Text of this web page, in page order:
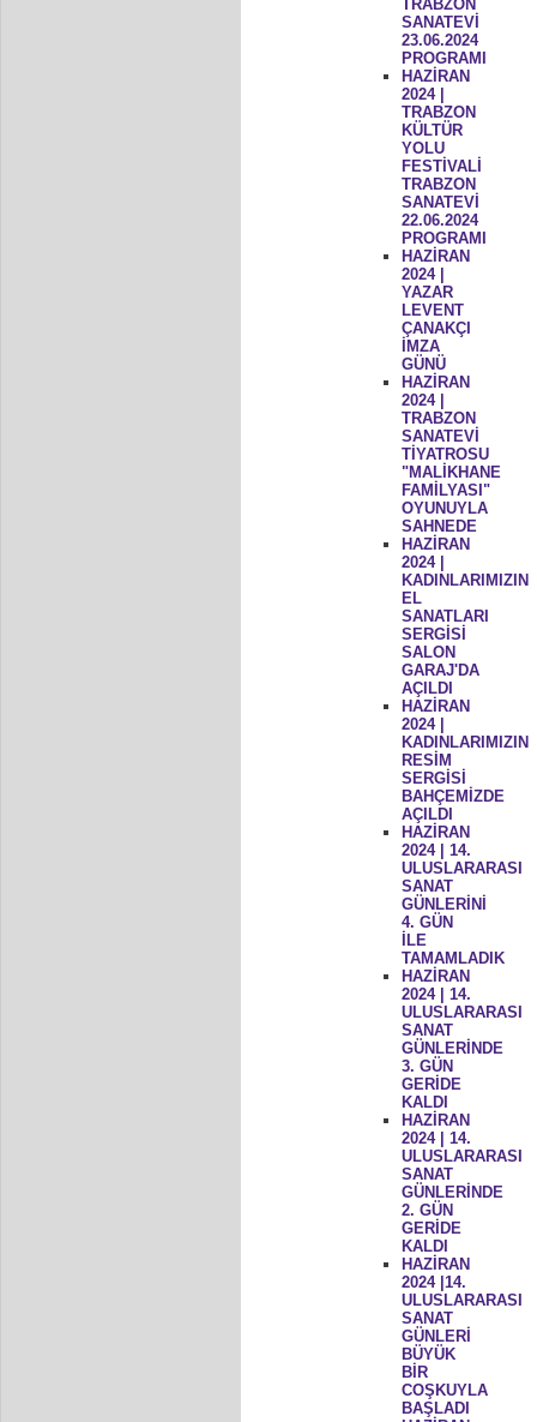
TRABZON
SANATEVİ
23.06.2024
PROGRAMI
HAZİRAN
2024 |
TRABZON
KÜLTÜR
YOLU
FESTİVALİ
TRABZON
SANATEVİ
22.06.2024
PROGRAMI
HAZİRAN
2024 |
YAZAR
LEVENT
ÇANAKÇI
İMZA
GÜNÜ
HAZİRAN
2024 |
TRABZON
SANATEVİ
TİYATROSU
"MALİKHANE
FAMİLYASI"
OYUNUYLA
SAHNEDE
HAZİRAN
2024 |
KADINLARIMIZIN
EL
SANATLARI
SERGİSİ
SALON
GARAJ'DA
AÇILDI
HAZİRAN
2024 |
KADINLARIMIZIN
RESİM
SERGİSİ
BAHÇEMİZDE
AÇILDI
HAZİRAN
2024 | 14.
ULUSLARARASI
SANAT
GÜNLERİNİ
4. GÜN
İLE
TAMAMLADIK
HAZİRAN
2024 | 14.
ULUSLARARASI
SANAT
GÜNLERİNDE
3. GÜN
GERİDE
KALDI
HAZİRAN
2024 | 14.
ULUSLARARASI
SANAT
GÜNLERİNDE
2. GÜN
GERİDE
KALDI
HAZİRAN
2024 |14.
ULUSLARARASI
SANAT
GÜNLERİ
BÜYÜK
BİR
COŞKUYLA
BAŞLADI